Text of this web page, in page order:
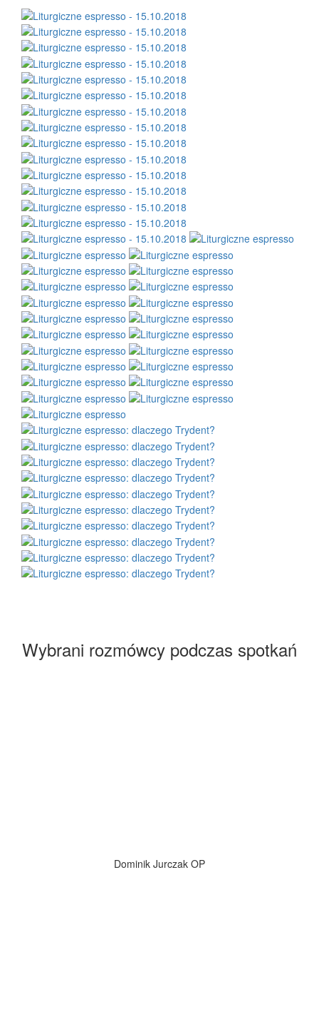
Wybrani rozmówcy podczas spotkań
Dominik Jurczak OP